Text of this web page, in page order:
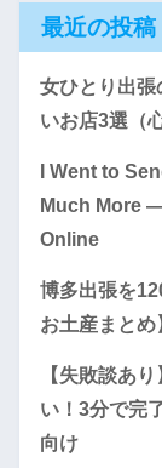
最近の投稿
女ひとり出張
いお店3選（
I Went to
Much More
Online
博多出張を
お土産まと
【失敗談あ
い！3分で完
向け